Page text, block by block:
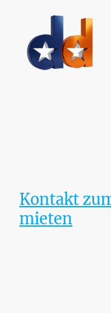
Kontakt
mieten